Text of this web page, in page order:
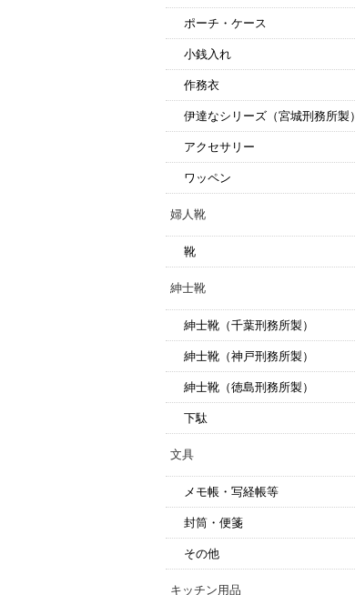
ポーチ・ケース
小銭入れ
作務衣
伊達なシリーズ（宮城刑務所製）
アクセサリー
ワッペン
婦人靴
靴
紳士靴
紳士靴（千葉刑務所製）
紳士靴（神戸刑務所製）
紳士靴（徳島刑務所製）
下駄
文具
メモ帳・写経帳等
封筒・便箋
その他
キッチン用品